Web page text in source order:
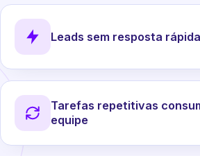
Leads sem resposta rápida
Tarefas repetitivas
equipe